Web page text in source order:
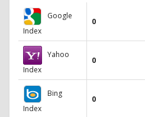
Google
Index
0
Yahoo
Index
0
Bing
Index
0